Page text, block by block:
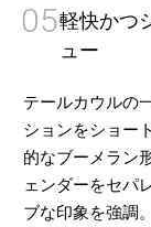
05軽快かつ
ュー
テールカウルの
ションをショー
的なブーメラン
ェンダーをセパ
ブな印象を強調。